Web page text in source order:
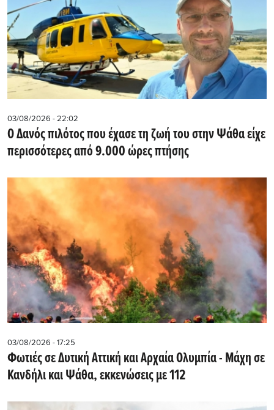
03/08/2026 - 22:02
Ο Δανός πιλότος που έχασε τη ζωή του στην Ψάθα είχε
περισσότερες από 9.000 ώρες πτήσης
03/08/2026 - 17:25
Φωτιές σε Δυτική Αττική και Αρχαία Ολυμπία - Μάχη σε
Κανδήλι και Ψάθα, εκκενώσεις με 112